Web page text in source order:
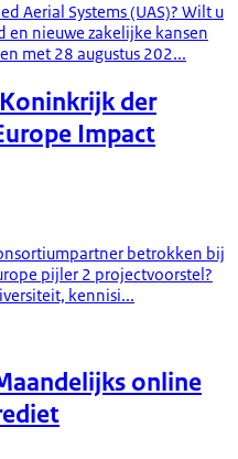
Aerial Systems (UAS)? Wilt u
nieuwe zakelijke kansen
met 28 augustus 202...
der
Impact
betrokken bij
pijler 2 projectvoorstel?
kennisi...
online